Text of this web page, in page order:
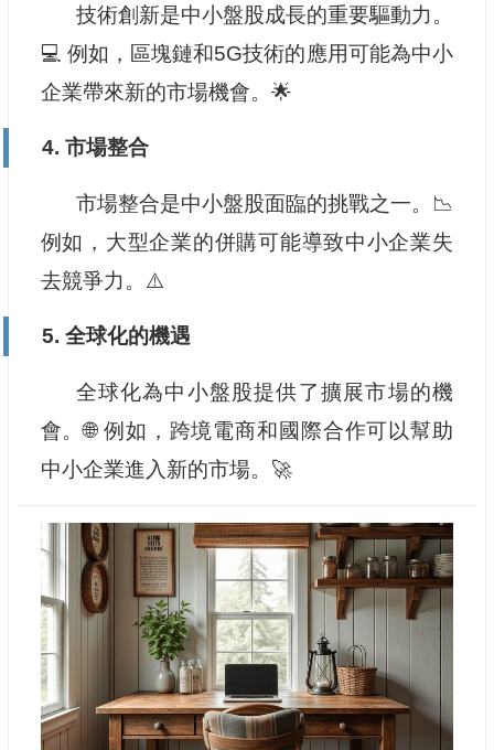
技術創新是中小盤股成長的重要驅動力。
💻 例如，區塊鏈和5G技術的應用可能為中小
企業帶來新的市場機會。🌟
4. 市場整合
市場整合是中小盤股面臨的挑戰之一。📉
例如，大型企業的併購可能導致中小企業失
去競爭力。⚠️
5. 全球化的機遇
全球化為中小盤股提供了擴展市場的機
會。🌐 例如，跨境電商和國際合作可以幫助
中小企業進入新的市場。🚀